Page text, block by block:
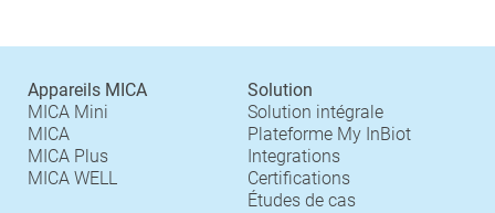
Appareils MICA
MICA Mini
MICA
MICA Plus
MICA WELL
Solution
Solution intégrale
Plateforme My InBiot
Integrations
Certifications
Études de cas